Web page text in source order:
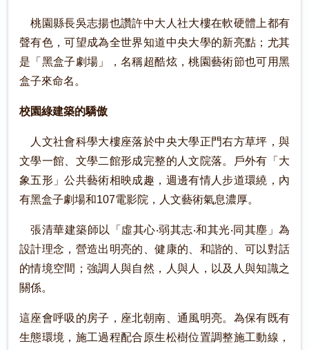
桃園縣長吳志揚也讚許中大人社大樓在軟硬體上都有
聲有色，可望成為全世界知道中央大學的新亮點；尤其
是「黑盒子劇場」，名稱超酷炫，桃園藝術節也可用黑
盒子來命名。
校園綠建築的驕傲
人文社會科學大樓座落於中央大學正門右方草坪，與
文學一館、文學二館形成完整的人文院落。戶外有「大
象五形」公共藝術相映成趣，週邊有情人步道環繞，內
有黑盒子劇場和107電影院，人文藝術氣息濃厚。
張清華建築師以「虛其心‧弱其志‧和其光‧同其塵」為
設計理念，營造出明亮的、健康的、和諧的、可以對話
的情境空間；強調人與自然，人與人，以及人與知識之
關係。
這座會呼吸的房子，座北朝南、通風明亮。為保有既有
生態環境，施工過程配合原生松樹位置調整施工動線，